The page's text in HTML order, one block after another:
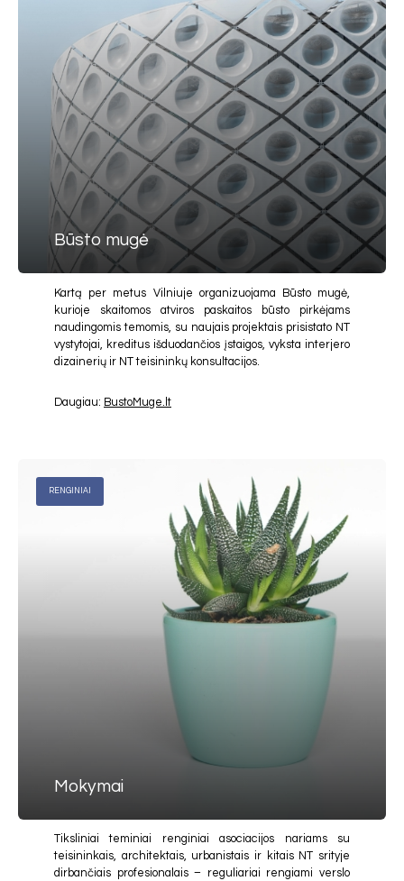
Būsto mugė
Kartą per metus Vilniuje organizuojama Būsto mugė,
kurioje skaitomos atviros paskaitos būsto pirkėjams
naudingomis temomis, su naujais projektais prisistato NT
vystytojai, kreditus išduodančios įstaigos, vyksta interjero
dizainerių ir NT teisininkų konsultacijos.
Daugiau: BustoMuge.lt
RENGINIAI
Mokymai
Tiksliniai teminiai renginiai asociacijos nariams su
teisininkais, architektais, urbanistais ir kitais NT srityje
dirbančiais profesionalais – reguliariai rengiami verslo